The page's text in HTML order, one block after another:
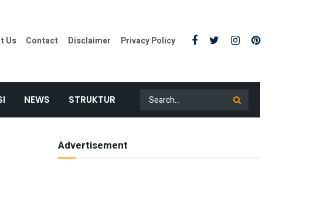
Us Contact Disclaimer Privacy Policy
NEWS STRUKTUR
Advertisement